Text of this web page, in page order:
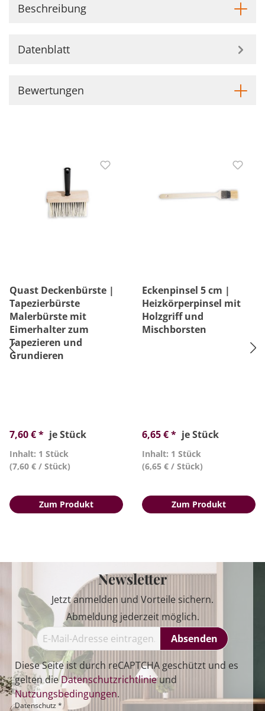
Beschreibung
Datenblatt
Bewertungen
Quast Deckenbürste |
Tapezierbürste
Malerbürste mit
Eimerhalter zum
Tapezieren und
Grundieren
7,60 € * je Stück
Inhalt: 1 Stück
(7,60 € / Stück)
Zum Produkt
Eckenpinsel 5 cm |
Heizkörperpinsel mit
Holzgriff und
Mischborsten
6,65 € * je Stück
Inhalt: 1 Stück
(6,65 € / Stück)
Zum Produkt
Newsletter
Jetzt anmelden und Vorteile sichern.
Abmeldung jederzeit möglich.
Absenden
Diese Seite ist durch reCAPTCHA geschützt und es
gelten dieDatenschutzrichtlinieund
Nutzungsbedingungen.
Datenschutz *